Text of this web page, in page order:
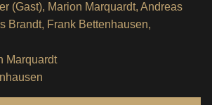
(Gast), Marion Marquardt, Andreas
Brandt, Frank Bettenhausen,
Marquardt